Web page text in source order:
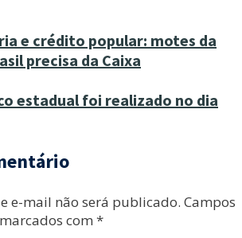
e crédito popular: motes da
precisa da Caixa
estadual foi realizado no dia
e-mail não será publicado. Campos
com *